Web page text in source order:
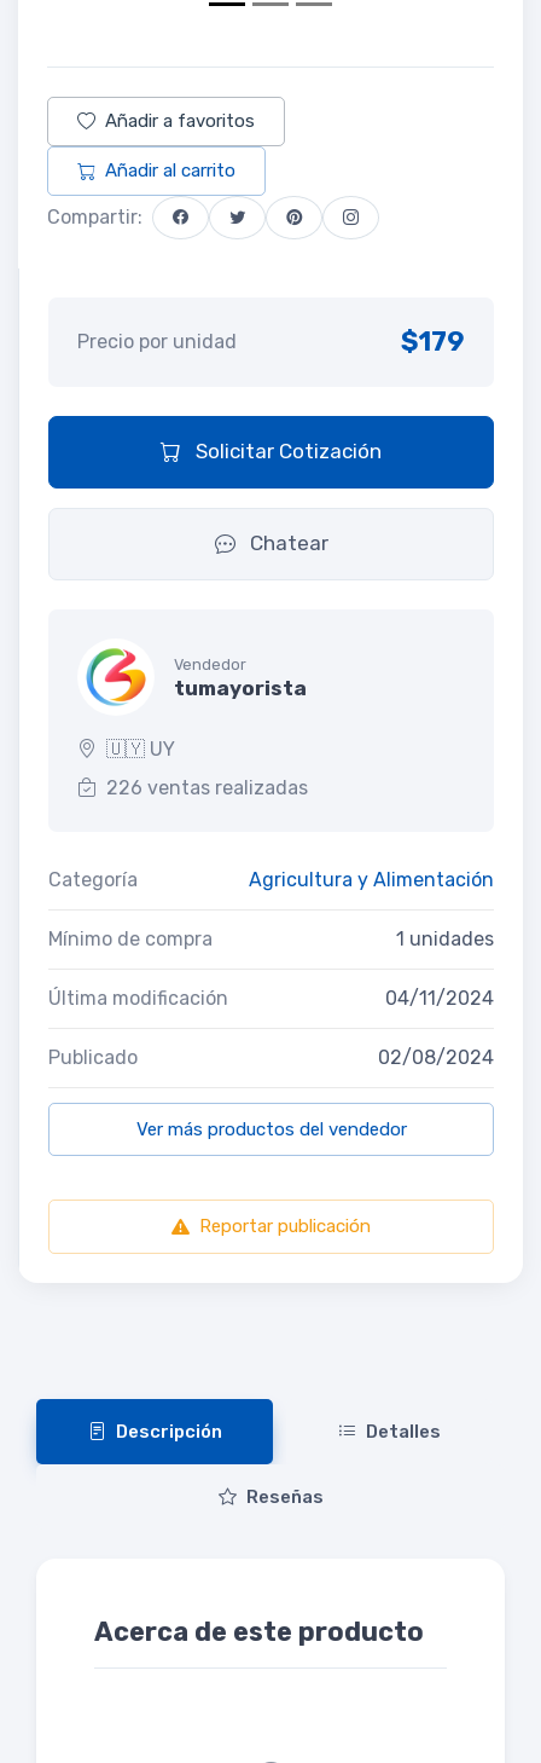
Añadir a favoritos
Añadir al carrito
Compartir:
Precio por unidad $179
Solicitar Cotización
Chatear
Vendedor
tumayorista
🇺🇾 UY
226 ventas realizadas
Categoría Agricultura y Alimentación
Mínimo de compra 1 unidades
Última modificación 04/11/2024
Publicado 02/08/2024
Ver más productos del vendedor
Reportar publicación
Descripción Detalles
Reseñas
Acerca de este producto